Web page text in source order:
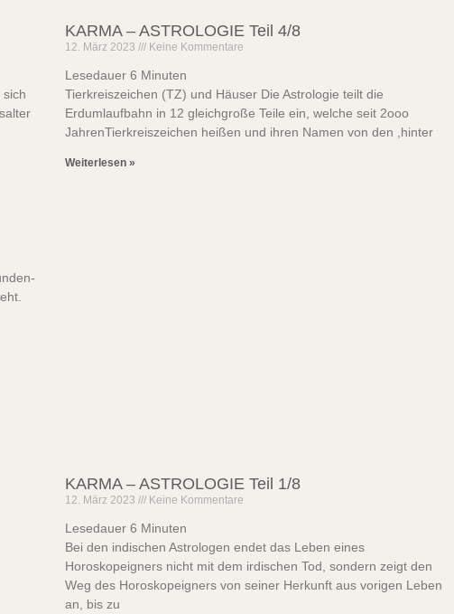
KARMA – ASTROLOGIE Teil 4/8
12. März 2023 Keine Kommentare
Lesedauer 6 Minuten
Tierkreiszeichen (TZ) und Häuser Die Astrologie teilt die
Erdumlaufbahn in 12 gleichgroße Teile ein, welche seit 2ooo
JahrenTierkreiszeichen heißen und ihren Namen von den ,hinter
Weiterlesen »
KARMA – ASTROLOGIE Teil 1/8
12. März 2023 Keine Kommentare
Lesedauer 6 Minuten
Bei den indischen Astrologen endet das Leben eines
Horoskopeigners nicht mit dem irdischen Tod, sondern zeigt den
Weg des Horoskopeigners von seiner Herkunft aus vorigen Leben
an, bis zu